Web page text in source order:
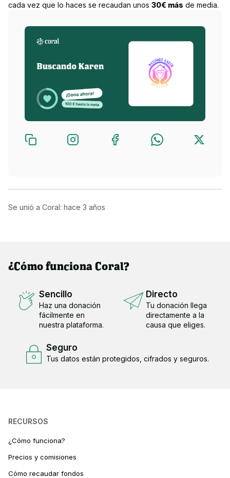
cada vez que lo haces se recaudan unos 30€ más de media.
Se unió a Coral: hace 3 años
¿Cómo funciona Coral?
Sencillo
Haz una donación
fácilmente en
nuestra plataforma.
Directo
Tu donación llega
directamente a la
causa que eliges.
Seguro
Tus datos están protegidos, cifrados y seguros.
RECURSOS
¿Cómo funciona?
Precios y comisiones
Cómo recaudar fondos